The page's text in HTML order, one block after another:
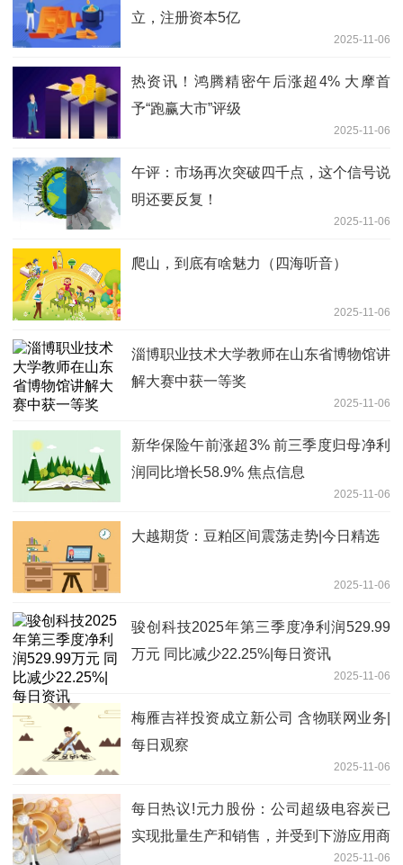
立，注册资本5亿
2025-11-06
热资讯！鸿腾精密午后涨超4% 大摩首
予“跑赢大市”评级
2025-11-06
午评：市场再次突破四千点，这个信号说
明还要反复！
2025-11-06
爬山，到底有啥魅力（四海听音）
2025-11-06
淄博职业技术大学教师在山东省博物馆讲
解大赛中获一等奖
2025-11-06
新华保险午前涨超3% 前三季度归母净利
润同比增长58.9% 焦点信息
2025-11-06
大越期货：豆粕区间震荡走势|今日精选
2025-11-06
骏创科技2025年第三季度净利润529.99
万元 同比减少22.25%|每日资讯
2025-11-06
梅雁吉祥投资成立新公司 含物联网业务|
每日观察
2025-11-06
每日热议!元力股份：公司超级电容炭已
实现批量生产和销售，并受到下游应用商
2025-11-06